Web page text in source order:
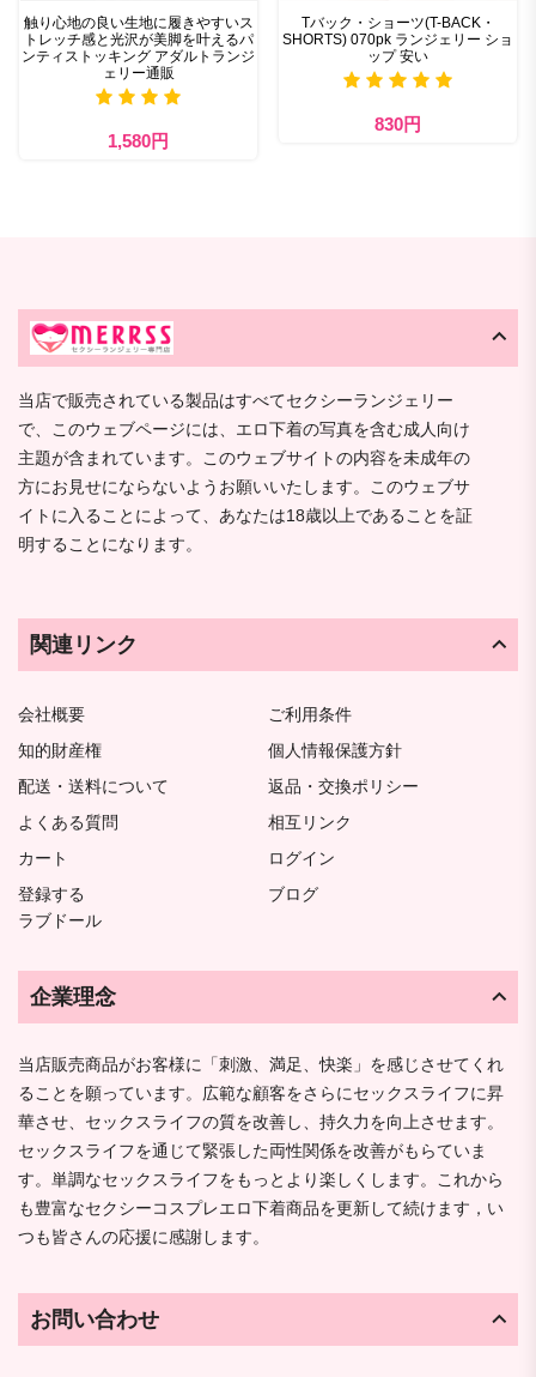
触り心地の良い生地に履きやすいス
トレッチ感と光沢が美脚を叶えるパ
ンティストッキング アダルトランジ
ェリー通販
1,580円
Tバック・ショーツ(T-BACK・
SHORTS) 070pk ランジェリー ショ
ップ 安い
830円
当店で販売されている製品はすべてセクシーランジェリー
で、このウェブページには、エロ下着の写真を含む成人向け
主題が含まれています。このウェブサイトの内容を未成年の
方にお見せにならないようお願いいたします。このウェブサ
イトに入ることによって、あなたは18歳以上であることを証
明することになります。
関連リンク
会社概要
ご利用条件
知的財産権
個人情報保護方針
配送・送料について
返品・交換ポリシー
よくある質問
相互リンク
カート
ログイン
登録する
ブログ
ラブドール
企業理念
当店販売商品がお客様に「刺激、満足、快楽」を感じさせてくれ
ることを願っています。広範な顧客をさらにセックスライフに昇
華させ、セックスライフの質を改善し、持久力を向上させます。
セックスライフを通じて緊張した両性関係を改善がもらていま
す。単調なセックスライフをもっとより楽しくします。これから
も豊富なセクシーコスプレエロ下着商品を更新して続けます，い
つも皆さんの応援に感謝します。
お問い合わせ